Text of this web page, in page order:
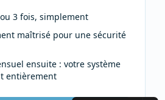
3 fois, simplement
maîtrisé pour une sécurité
ensuite : votre système
entièrement